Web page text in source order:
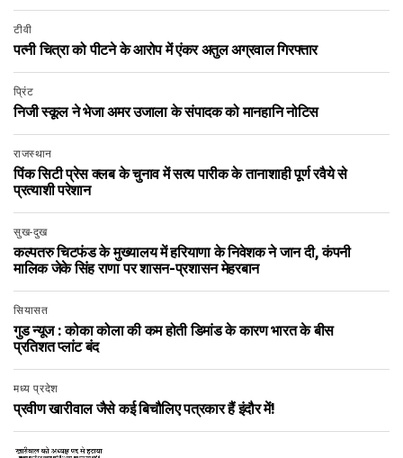
टीवी
पत्नी चित्रा को पीटने के आरोप में एंकर अतुल अग्रवाल गिरफ्तार
प्रिंट
निजी स्कूल ने भेजा अमर उजाला के संपादक को मानहानि नोटिस
राजस्थान
पिंक सिटी प्रेस क्लब के चुनाव में सत्‍य पारीक के तानाशाही पूर्ण रवैये से
प्रत्‍याशी परेशान
सुख-दुख
कल्पतरु चिटफंड के मुख्यालय में हरियाणा के निवेशक ने जान दी, कंपनी
मालिक जेके सिंह राणा पर शासन-प्रशासन मेहरबान
सियासत
गुड न्यूज : कोका कोला की कम होती डिमांड के कारण भारत के बीस
प्रतिशत प्लांट बंद
मध्य प्रदेश
प्रवीण खारीवाल जैसे कई बिचौलिए पत्रकार हैं इंदौर में!